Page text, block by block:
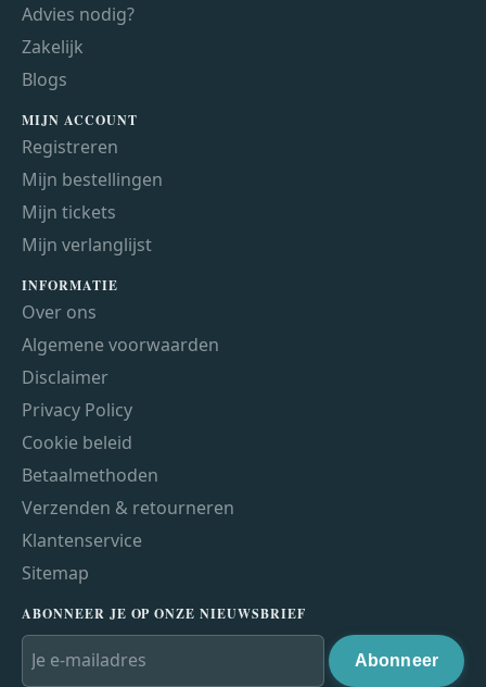
Advies nodig?
Zakelijk
Blogs
MIJN ACCOUNT
Registreren
Mijn bestellingen
Mijn tickets
Mijn verlanglijst
INFORMATIE
Over ons
Algemene voorwaarden
Disclaimer
Privacy Policy
Cookie beleid
Betaalmethoden
Verzenden & retourneren
Klantenservice
Sitemap
ABONNEER JE OP ONZE NIEUWSBRIEF
Abonneer